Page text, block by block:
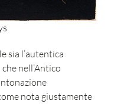
sia l’autentica
nell’Antico
nota giustamente